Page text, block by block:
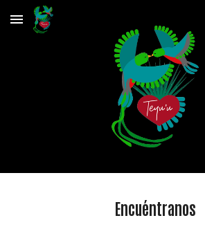
Skip to main content
Encuéntranos